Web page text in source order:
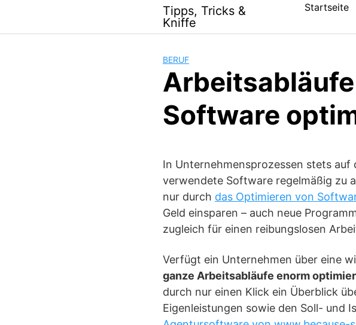
content
Tipps, Tricks &
Kniffe
Startseite
BERUF
Software
In Unternehmensprozessen stets auf
verwendete Software regelmäßig zu
nur durch das Optimieren von
Geld einsparen – auch neue
zugleich für einen reibungslosen
Verfügt ein Unternehmen über eine
ganze Arbeitsabläufe enorm
durch nur einen Klick ein Überblick
Eigenleistungen sowie den Soll- und